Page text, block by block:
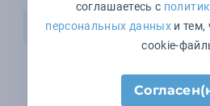
В корзину
соглашаетесь с
персональных данныхи тем,
cookie-